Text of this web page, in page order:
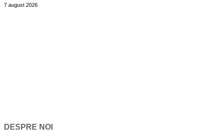
7 august 2026
DESPRE NOI